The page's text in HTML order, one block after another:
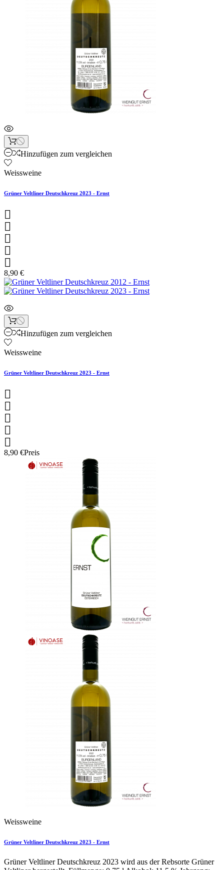
Hinzufügen zum vergleichen
Weissweine
Grüner Veltliner Deutschkreuz 2023 - Ernst





8,90 €
Hinzufügen zum vergleichen
Weissweine
Grüner Veltliner Deutschkreuz 2023 - Ernst





8,90 €Preis
Weissweine
Grüner Veltliner Deutschkreuz 2023 - Ernst
Grüner Veltliner Deutschkreuz 2023 wird aus der Rebsorte Grüner